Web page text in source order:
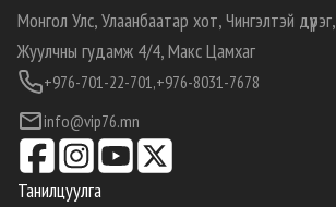
Монгол Улс, Улаанбаатар хот, Чингэлтэй дүүрэг,
Жуулчны гудамж 4/4, Макс Цамхаг
+976-701-22-701,+976-8031-7678
info@vip76.mn
Танилцуулга